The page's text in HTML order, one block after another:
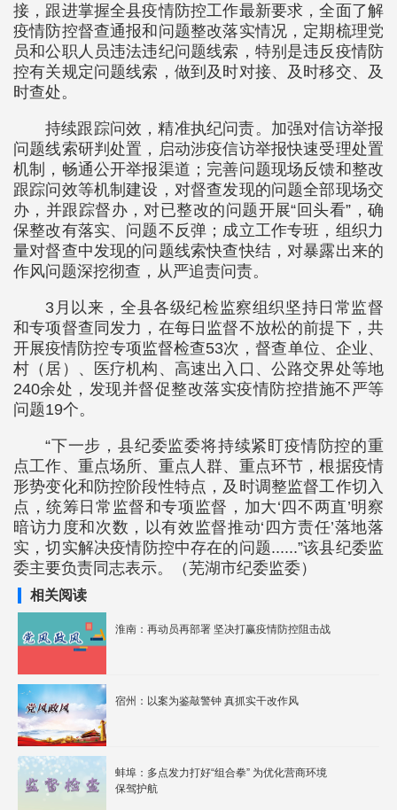
接，跟进掌握全县疫情防控工作最新要求，全面了解
疫情防控督查通报和问题整改落实情况，定期梳理党
员和公职人员违法违纪问题线索，特别是违反疫情防
控有关规定问题线索，做到及时对接、及时移交、及
时查处。
持续跟踪问效，精准执纪问责。加强对信访举报
问题线索研判处置，启动涉疫信访举报快速受理处置
机制，畅通公开举报渠道；完善问题现场反馈和整改
跟踪问效等机制建设，对督查发现的问题全部现场交
办，并跟踪督办，对已整改的问题开展“回头看”，确
保整改有落实、问题不反弹；成立工作专班，组织力
量对督查中发现的问题线索快查快结，对暴露出来的
作风问题深挖彻查，从严追责问责。
3月以来，全县各级纪检监察组织坚持日常监督
和专项督查同发力，在每日监督不放松的前提下，共
开展疫情防控专项监督检查53次，督查单位、企业、
村（居）、医疗机构、高速出入口、公路交界处等地
240余处，发现并督促整改落实疫情防控措施不严等
问题19个。
“下一步，县纪委监委将持续紧盯疫情防控的重
点工作、重点场所、重点人群、重点环节，根据疫情
形势变化和防控阶段性特点，及时调整监督工作切入
点，统筹日常监督和专项监督，加大‘四不两直’明察
暗访力度和次数，以有效监督推动‘四方责任’落地落
实，切实解决疫情防控中存在的问题......”该县纪委监
委主要负责同志表示。（芜湖市纪委监委）
相关阅读
淮南：再动员再部署 坚决打赢疫情防控阻击战
宿州：以案为鉴敲警钟 真抓实干改作风
蚌埠：多点发力打好“组合拳” 为优化营商环境
保驾护航